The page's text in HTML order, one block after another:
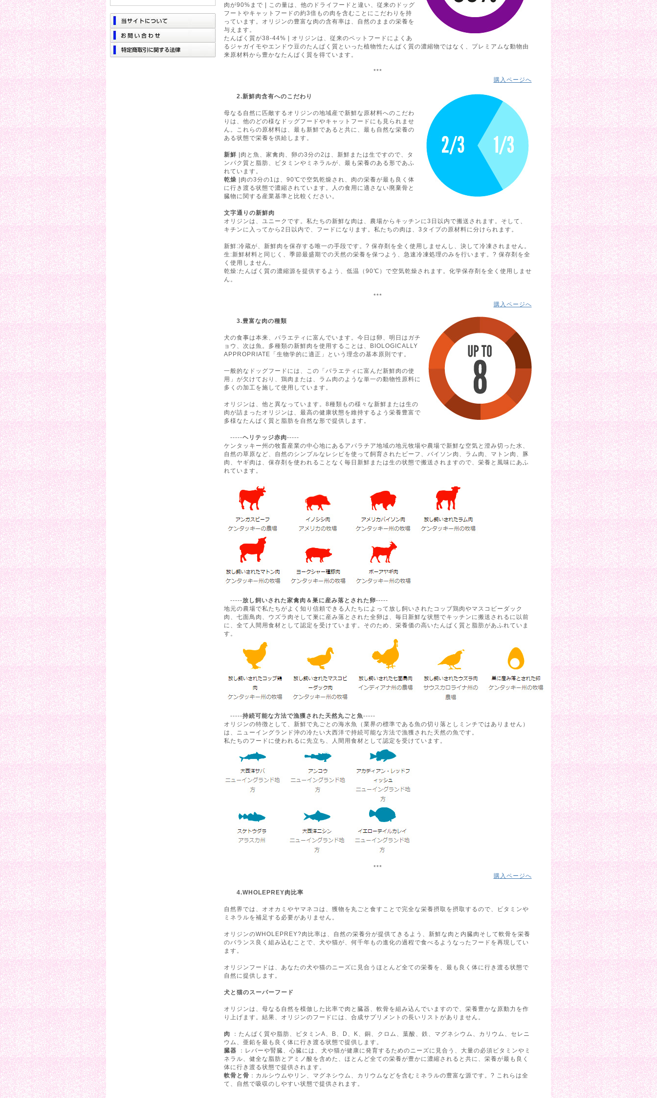
肉が90%まで | この量は、他のドライフードと違い、従来のドッグ
フートやキャットフードの約3倍もの肉を含むことにこだわりを持
っています。オリジンの豊富な肉の含有率は、自然のままの栄養を
与えます。
たんぱく質が38-44% | オリジンは、従来のペットフードによくあ
るジャガイモやエンドウ豆のたんぱく質といった植物性たんぱく質の濃縮物ではなく、プレミアムな動物由
来原材料から豊かなたんぱく質を得ています。
***
購入ページへ
2.新鮮肉含有へのこだわり
母なる自然に匹敵するオリジンの地域産で新鮮な原材料へのこだわ
りは、他のどの様なドッグフードやキャットフードにも見られませ
ん。これらの原材料は、最も新鮮であると共に、最も自然な栄養の
ある状態で栄養を供給します。
新鮮 |肉と魚、家禽肉、卵の3分の2は、新鮮または生ですので、タ
ンパク質と脂肪、ビタミンやミネラルが、最も栄養のある形であふ
れています。
乾燥 |肉の3分の1は、90℃で空気乾燥され、肉の栄養が最も良く体
に行き渡る状態で濃縮されています。人の食用に適さない廃棄骨と
臓物に関する産業基準と比較ください。
文字通りの新鮮肉
オリジンは、ユニークです。私たちの新鮮な肉は、農場からキッチンに3日以内で搬送されます。そして、
キチンに入ってから2日以内で、フードになります。私たちの肉は、3タイプの原材料に分けられます。
新鮮:冷蔵が、新鮮肉を保存する唯一の手段です。? 保存剤を全く使用しませんし、決して冷凍されません。
生:新鮮材料と同じく、季節最盛期での天然の栄養を保つよう、急速冷凍処理のみを行います。? 保存剤を全
く使用しません。
乾燥:たんぱく質の濃縮源を提供するよう、低温（90℃）で空気乾燥されます。化学保存剤を全く使用しませ
ん。
***
購入ページへ
3.豊富な肉の種類
犬の食事は本来、バラエティに富んでいます。今日は卵、明日はガチ
ョウ、次は魚。多種類の新鮮肉を使用することは、BIOLOGICALLY
APPROPRIATE「生物学的に適正」という理念の基本原則です。
一般的なドッグフードには、この「バラエティに富んだ新鮮肉の使
用」が欠けており、鶏肉または、ラム肉のような単一の動物性原料に
多くの加工を施して使用しています。
オリジンは、他と異なっています。8種類もの様々な新鮮または生の
肉が詰まったオリジンは、最高の健康状態を維持するよう栄養豊富で
多様なたんぱく質と脂肪を自然な形で提供します。
-----ヘリテッジ赤肉-----
ケンタッキー州の牧畜産業の中心地にあるアパラチア地域の地元牧場や農場で新鮮な空気と澄み切った水、
自然の草原など、自然のシンプルなレシピを使って飼育されたビーフ、バイソン肉、ラム肉、マトン肉、豚
肉、ヤギ肉は、保存剤を使われることなく毎日新鮮または生の状態で搬送されますので、栄養と風味にあふ
れています。
-----放し飼いされた家禽肉＆巣に産み落とされた卵-----
地元の農場で私たちがよく知り信頼できる人たちによって放し飼いされたコッブ鶏肉やマスコビーダック
肉、七面鳥肉、ウズラ肉そして巣に産み落とされた全卵は、毎日新鮮な状態でキッチンに搬送されるに以前
に、全て人間用食材として認定を受けています。そのため、栄養価の高いたんぱく質と脂肪があふれていま
す。
-----持続可能な方法で漁獲された天然丸ごと魚-----
オリジンの特徴として、新鮮で丸ごとの海水魚（業界の標準である魚の切り落としミンチではありません）
は、ニューイングランド沖の冷たい大西洋で持続可能な方法で漁獲された天然の魚です。
私たちのフードに使われるに先立ち、人間用食材として認定を受けています。
***
購入ページへ
4.WHOLEPREY肉比率
自然界では、オオカミやヤマネコは、獲物を丸ごと食すことで完全な栄養摂取を摂取するので、ビタミンや
ミネラルを補足する必要がありません。
オリジンのWHOLEPREY?肉比率は、自然の栄養分が提供てきるよう、新鮮な肉と内臓肉そして軟骨を栄養
のバランス良く組み込むことで、犬や猫が、何千年もの進化の過程で食べるようなったフードを再現してい
ます。
オリジンフードは、あなたの犬や猫のニーズに見合うほとんど全ての栄養を、最も良く体に行き渡る状態で
自然に提供します。
犬と猫のスーパーフード
オリジンは、母なる自然を模倣した比率で肉と臓器、軟骨を組み込んでいますので、栄養豊かな原動力を作
り上げます。結果、オリジンのフードには、合成サプリメントの長いリストがありません。
肉 ：たんぱく質や脂肪、ビタミンA、B、D、K、銅、クロム、葉酸、鉄、マグネシウム、カリウム、セレニ
ウム、亜鉛を最も良く体に行き渡る状態で提供します。
臓器 ：レバーや腎臓、心臓には、犬や猫が健康に発育するためのニーズに見合う、大量の必須ビタミンやミ
ネラル、健全な脂肪とアミノ酸を含めた、ほとんど全ての栄養が豊かに濃縮されると共に、栄養が最も良く
体に行き渡る状態で提供されます。
軟骨と骨 ：カルシウムやリン、マグネシウム、カリウムなどを含むミネラルの豊富な源です。? これらは全
て、自然で吸収のしやすい状態で提供されます。